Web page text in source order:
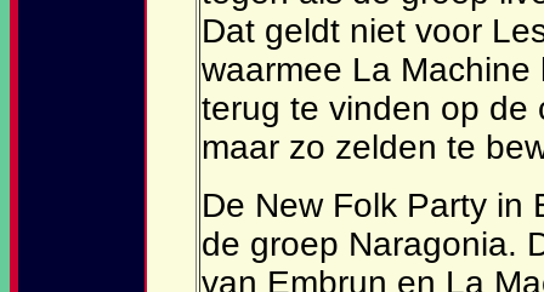
Dat geldt niet voor
waarmee La
terug te vinden op de
maar zo zelden te
De New Folk Party in
de groep Naragonia.
van Embrun en La